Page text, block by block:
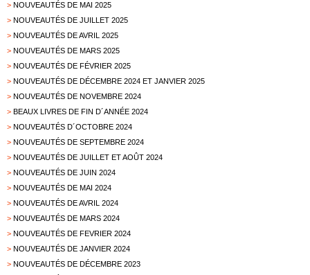
> NOUVEAUTÉS DE MAI 2025
> NOUVEAUTÉS DE JUILLET 2025
> NOUVEAUTÉS DE AVRIL 2025
> NOUVEAUTÉS DE MARS 2025
> NOUVEAUTÉS DE FÉVRIER 2025
> NOUVEAUTÉS DE DÉCEMBRE 2024 ET JANVIER 2025
> NOUVEAUTÉS DE NOVEMBRE 2024
> BEAUX LIVRES DE FIN D´ANNÉE 2024
> NOUVEAUTÉS D´OCTOBRE 2024
> NOUVEAUTÉS DE SEPTEMBRE 2024
> NOUVEAUTÉS DE JUILLET ET AOÛT 2024
> NOUVEAUTÉS DE JUIN 2024
> NOUVEAUTÉS DE MAI 2024
> NOUVEAUTÉS DE AVRIL 2024
> NOUVEAUTÉS DE MARS 2024
> NOUVEAUTÉS DE FEVRIER 2024
> NOUVEAUTÉS DE JANVIER 2024
> NOUVEAUTÉS DE DÉCEMBRE 2023